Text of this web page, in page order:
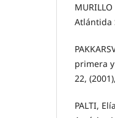
Atlántida
primera
22,
PALTI,